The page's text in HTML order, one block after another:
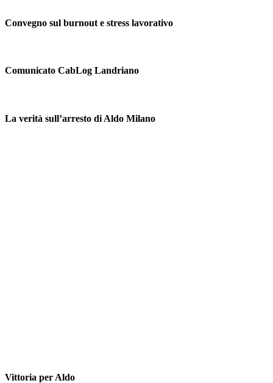
Convegno sul burnout e stress lavorativo
Comunicato CabLog Landriano
La verità sull’arresto di Aldo Milano
Vittoria per Aldo